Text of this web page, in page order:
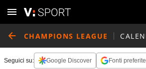
CHAMPIONS LEAGUE
Seguici su: Google Discover Fonti preferite